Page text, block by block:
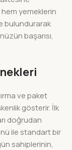
yemeklerin
bulundurarak
başarısı,
ve paket
gösterir. İlk
doğrudan
ile standart bir
sahiplerinin,